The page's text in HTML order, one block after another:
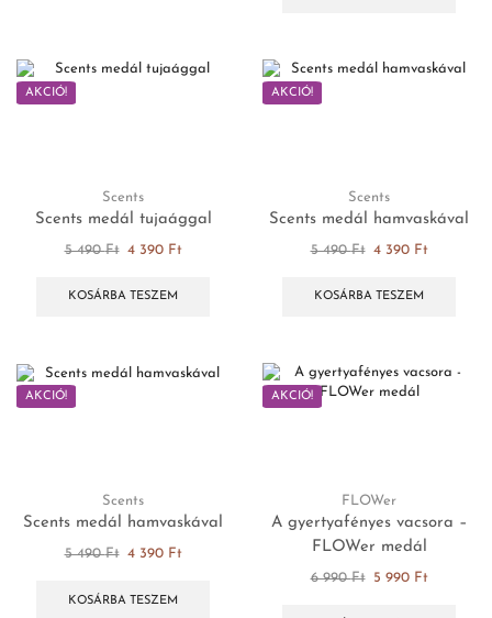
AKCIÓ!
Scents
Scents medál tujaággal
5 490Ft 4 390 Ft
KOSÁRBA TESZEM
AKCIÓ!
Scents
Scents medál hamvaskával
5 490Ft 4 390 Ft
KOSÁRBA TESZEM
AKCIÓ!
Scents
Scents medál hamvaskával
5 490Ft 4 390 Ft
KOSÁRBA TESZEM
AKCIÓ!
FLOWer
A gyertyafényes vacsora –
FLOWer medál
6 990Ft 5 990 Ft